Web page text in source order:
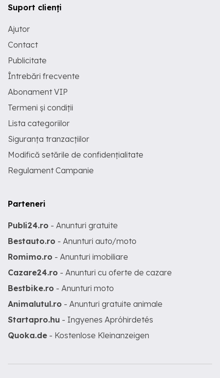
Suport clienți
Ajutor
Contact
Publicitate
Întrebări frecvente
Abonament VIP
Termeni și condiții
Lista categoriilor
Siguranța tranzacțiilor
Modifică setările de confidențialitate
Regulament Campanie
Parteneri
Publi24.ro - Anunturi gratuite
Bestauto.ro - Anunturi auto/moto
Romimo.ro - Anunturi imobiliare
Cazare24.ro - Anunturi cu oferte de cazare
Bestbike.ro - Anunturi moto
Animalutul.ro - Anunturi gratuite animale
Startapro.hu - Ingyenes Apróhirdetés
Quoka.de - Kostenlose Kleinanzeigen